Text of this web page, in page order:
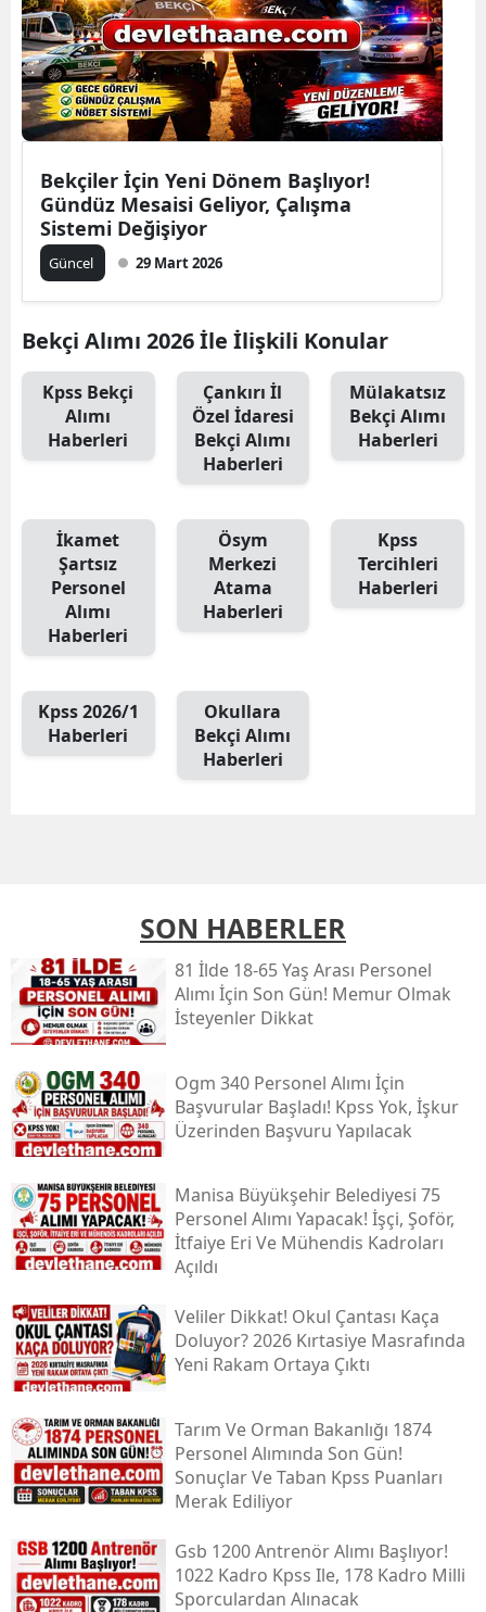
Bekçiler İçin Yeni Dönem Başlıyor!
Gündüz Mesaisi Geliyor, Çalışma
Sistemi Değişiyor
Güncel 29 Mart 2026
Bekçi Alımı 2026 İle İlişkili Konular
Kpss Bekçi
Alımı
Haberleri
Çankırı İl
Özel İdaresi
Bekçi Alımı
Haberleri
Mülakatsız
Bekçi Alımı
Haberleri
İkamet
Şartsız
Personel
Alımı
Haberleri
Ösym
Merkezi
Atama
Haberleri
Kpss
Tercihleri
Haberleri
Kpss 2026/1
Haberleri
Okullara
Bekçi Alımı
Haberleri
SON HABERLER
81 İlde 18-65 Yaş Arası Personel
Alımı İçin Son Gün! Memur Olmak
İsteyenler Dikkat
Ogm 340 Personel Alımı İçin
Başvurular Başladı! Kpss Yok, İşkur
Üzerinden Başvuru Yapılacak
Manisa Büyükşehir Belediyesi 75
Personel Alımı Yapacak! İşçi, Şoför,
İtfaiye Eri Ve Mühendis Kadroları
Açıldı
Veliler Dikkat! Okul Çantası Kaça
Doluyor? 2026 Kırtasiye Masrafında
Yeni Rakam Ortaya Çıktı
Tarım Ve Orman Bakanlığı 1874
Personel Alımında Son Gün!
Sonuçlar Ve Taban Kpss Puanları
Merak Ediliyor
Gsb 1200 Antrenör Alımı Başlıyor!
1022 Kadro Kpss Ile, 178 Kadro Milli
Sporculardan Alınacak